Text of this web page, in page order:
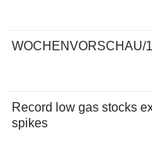
WOCHENVORSCHAU/
Record low gas stocks
spikes